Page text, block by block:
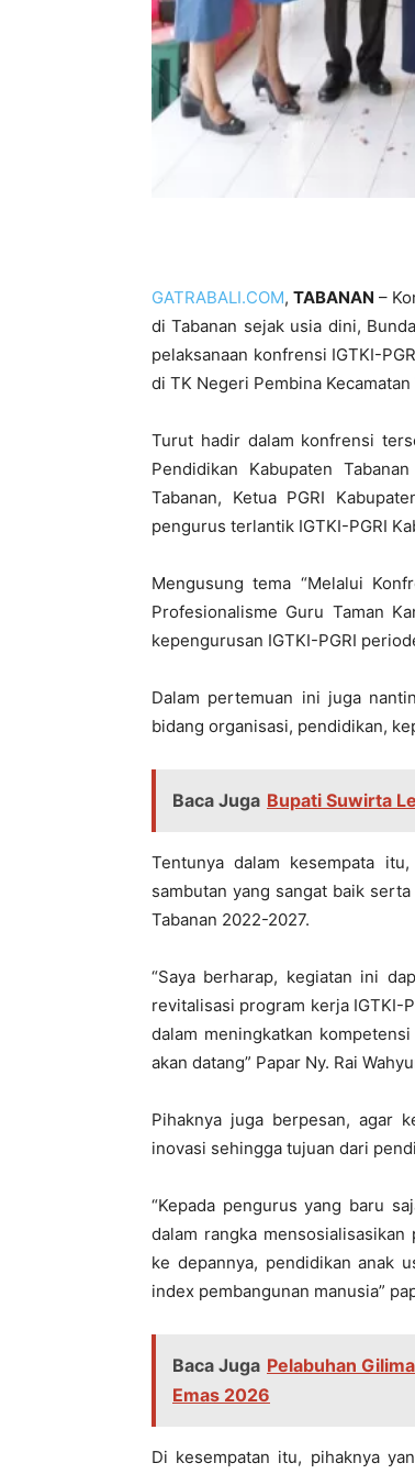
GATRABALI.COM,TABANAN –
di Tabanan sejak usia dini,
pelaksanaan konfrensi IGTKI-
di TK Negeri Pembina
Turut hadir dalam konfrensi
Pendidikan Kabupaten
Tabanan, Ketua PGRI
pengurus terlantik IGTKI-PGRI
Mengusung tema “Melalui
Profesionalisme Guru Taman
kepengurusan IGTKI-PGRI
Dalam pertemuan ini juga
bidang organisasi, pendidikan,
Baca Juga Bupati Suwirta
Tentunya dalam kesempata
sambutan yang sangat baik
Tabanan 2022-2027.
“Saya berharap, kegiatan ini
revitalisasi program kerja IGTKI-
dalam meningkatkan
akan datang” Papar Ny. Rai
Pihaknya juga berpesan, agar
inovasi sehingga tujuan dari
“Kepada pengurus yang baru
dalam rangka
ke depannya, pendidikan anak
index pembangunan manusia”
Baca Juga Pelabuhan
Emas 2026
Di kesempatan itu, pihaknya